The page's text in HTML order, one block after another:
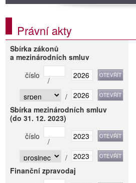
Právní akty
Sbírka zákonů
a mezinárodních smluv
číslo
/
/
Sbírka mezinárodních smluv
(do 31. 12. 2023)
číslo
/
/
Finanční zpravodaj